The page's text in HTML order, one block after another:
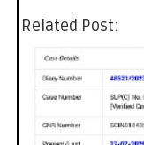
Related Post: